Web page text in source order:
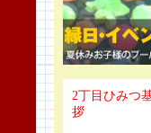
2丁目ひみつ
拶